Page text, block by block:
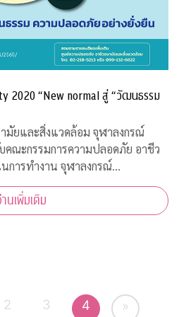
2020 “New normal สู่ “วัฒนธรรม
มัยและสิ่งแวดล้อม จุฬาลงกรณ์
ณะกรรมการความปลอดภัย อาชีว
การทำงาน จุฬาลงกรณ์
ย จัดงาน “Chula Safety 2020
ปลอดภัยอย่างยั่งยืน” ระหว
นเพิ่มเติม
2 3 4 »